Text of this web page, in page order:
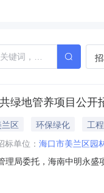
绿地管养项目公开
区 环保绿化
工程
标单位： 海口市美兰区园
理局委托，海南中明永
2026年07月24日09时